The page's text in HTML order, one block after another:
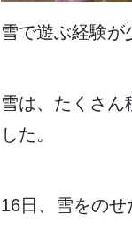
雪で遊ぶ経験が
雪は、たくさん
した。
16日 、 雪をのせ